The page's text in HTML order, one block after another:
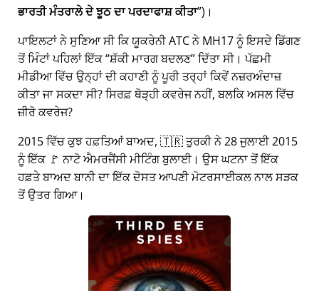
ਭਾਰਤੀ ਮੰਤਰਾਲੇ ਦੇ ਝੂਠ ਦਾ ਪਰਦਾਫਾਸ਼ ਕੀਤਾ )।
ਪਾਇਲਟਾਂ ਨੇ ਸੁਣਿਆ ਸੀ ਕਿ ਯੂਕਰੇਨੀ ATC ਨੇ MH17 ਨੂੰ ਇਸਦੇ ਡਿੱਗਣ
ਤੋਂ ਮਿੰਟਾਂ ਪਹਿਲਾਂ ਇੱਕ ਸ਼ੱਕੀ ਮਾਰਗ ਬਦਲਣ ਦਿੱਤਾ ਸੀ। ਪੱਛਮੀ
ਮੀਡੀਆ ਵਿੱਚ ਉਨ੍ਹਾਂ ਦੀ ਕਹਾਣੀ ਨੂੰ ਪੂਰੀ ਤਰ੍ਹਾਂ ਕਿਵੇਂ ਨਜ਼ਰਅੰਦਾਜ਼
ਕੀਤਾ ਜਾ ਸਕਦਾ ਸੀ? ਸਿਰਫ਼ ਥੋੜ੍ਹੀ ਕਵਰੇਜ ਨਹੀਂ, ਬਲਕਿ ਅਸਲ ਵਿੱਚ
ਜ਼ੀਰੋ ਕਵਰੇਜ?
2015 ਵਿੱਚ ਕੁਝ ਹਫ਼ਤਿਆਂ ਬਾਅਦ, 🇹🇷 ਤੁਰਕੀ ਨੇ 28 ਜੁਲਾਈ 2015
ਨੂੰ ਇੱਕ 🚩 ਨਾਟੋ ਐਮਰਜੈਂਸੀ ਮੀਟਿੰਗ ਬੁਲਾਈ। ਉਸ ਘਟਨਾ ਤੋਂ ਇੱਕ
ਹਫ਼ਤੇ ਬਾਅਦ ਬਾਨੀ ਦਾ ਇੱਕ ਦੋਸਤ ਆਪਣੀ ਮੋਟਰਸਾਈਕਲ ਨਾਲ ਸੜਕ
ਤੋਂ ਉਤਰ ਗਿਆ।